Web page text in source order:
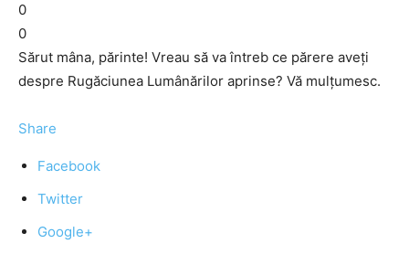
0
0
Sărut mâna, părinte! Vreau să va întreb ce părere aveţi
despre Rugăciunea Lumânărilor aprinse? Vă mulţumesc.
Share
Facebook
Twitter
Google+